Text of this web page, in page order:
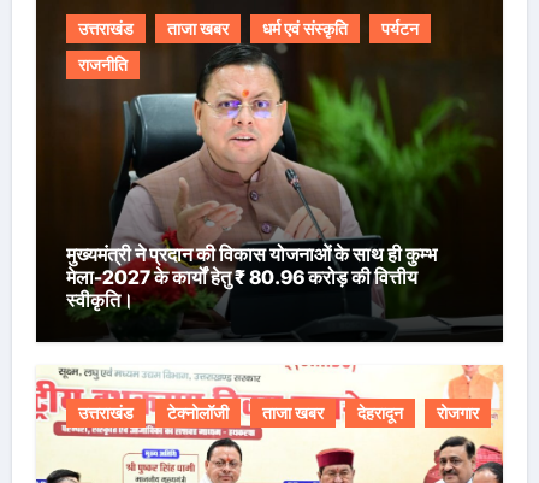
उत्तराखंड ताजा खबर धर्म एवं संस्कृति
पर्यटन
राजनीति
मुख्यमंत्री ने प्रदान की विकास योजनाओं के साथ ही कुम्भ
मेला-2027 के कार्यों हेतु ₹ 80.96 करोड़ की वित्तीय
स्वीकृति।
उत्तराखंड टेक्नोलॉजी ताजा खबर देहरादून रोजगार